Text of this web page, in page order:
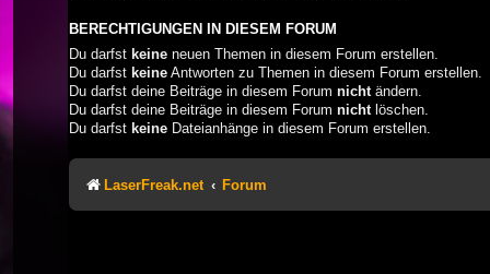
BERECHTIGUNGEN IN DIESEM FORUM
Du darfst keine neuen Themen in diesem Forum erstellen.
Du darfst keine Antworten zu Themen in diesem Forum erstellen.
Du darfst deine Beiträge in diesem Forum nicht ändern.
Du darfst deine Beiträge in diesem Forum nicht löschen.
Du darfst keine Dateianhänge in diesem Forum erstellen.
LaserFreak.net Forum